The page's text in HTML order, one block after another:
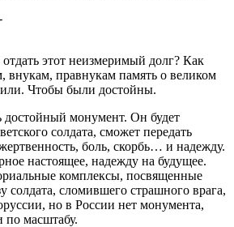
этот неизмеримый долг? Как
внукам, правнукам память о великом
Чтобы были достойны.
достойный монумент. Он будет
солдата, сможет передать
боль, скорбь… и надежду.
настоящее, надежду на будущее.
комплексы, посвященные
солдата, сломившего страшного врага,
но в России нет монумента,
по масштабу.